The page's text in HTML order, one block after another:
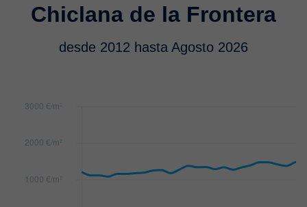
Chiclana de la Frontera
desde 2012 hasta Agosto 2026